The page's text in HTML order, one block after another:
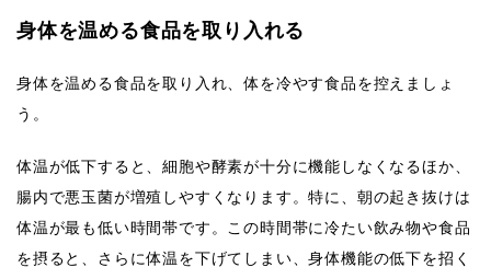
身体を温める食品を取り入れる
身体を温める食品を取り入れ、体を冷やす食品を控えましょ
う。
体温が低下すると、細胞や酵素が十分に機能しなくなるほか、
腸内で悪玉菌が増殖しやすくなります。特に、朝の起き抜けは
体温が最も低い時間帯です。この時間帯に冷たい飲み物や食品
を摂ると、さらに体温を下げてしまい、身体機能の低下を招く